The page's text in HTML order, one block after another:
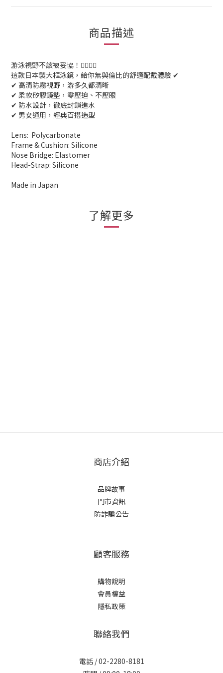
商品描述
游泳視野不該被妥協！🏊‍♀️🏊‍♂️
這款日本製大框泳鏡，給你無與倫比的舒適配戴體驗 ✔
✔ 高清防霧視野，游多久都清晰
✔ 柔軟矽膠鏡墊，零壓迫、不壓眼
✔ 防水設計，徹底封鎖進水
✔ 男女通用，經典百搭造型
Lens: Polycarbonate
Frame & Cushion: Silicone
Nose Bridge: Elastomer
Head-Strap: Silicone
Made in Japan
了解更多
商店介紹
品牌故事
門市資訊
防詐騙公告
顧客服務
購物說明
會員權益
隱私政策
聯絡我們
電話 / 02-2280-8181